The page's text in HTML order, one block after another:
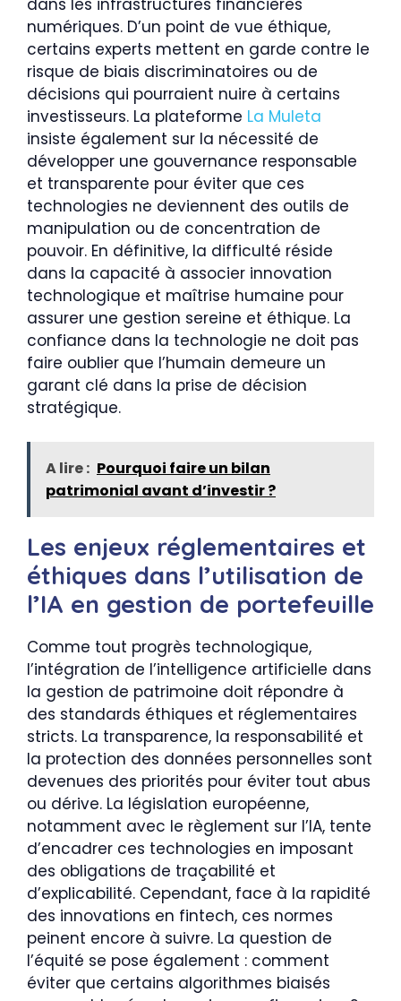
numériques. D’un point de vue éthique,
certains experts mettent en garde contre le
risque de biais discriminatoires ou de
décisions qui pourraient nuire à certains
investisseurs. La plateforme La Muleta
insiste également sur la nécessité de
développer une gouvernance responsable
et transparente pour éviter que ces
technologies ne deviennent des outils de
manipulation ou de concentration de
pouvoir. En définitive, la difficulté réside
dans la capacité à associer innovation
technologique et maîtrise humaine pour
assurer une gestion sereine et éthique. La
confiance dans la technologie ne doit pas
faire oublier que l’humain demeure un
garant clé dans la prise de décision
stratégique.
A lire : Pourquoi faire un bilan
patrimonial avant d’investir ?
Les enjeux réglementaires et
éthiques dans l’utilisation de
l’IA en gestion de portefeuille
Comme tout progrès technologique,
l’intégration de l’intelligence artificielle dans
la gestion de patrimoine doit répondre à
des standards éthiques et réglementaires
stricts. La transparence, la responsabilité et
la protection des données personnelles sont
devenues des priorités pour éviter tout abus
ou dérive. La législation européenne,
notamment avec le règlement sur l’IA, tente
d’encadrer ces technologies en imposant
des obligations de traçabilité et
d’explicabilité. Cependant, face à la rapidité
des innovations en fintech, ces normes
peinent encore à suivre. La question de
l’équité se pose également : comment
éviter que certains algorithmes biaisés